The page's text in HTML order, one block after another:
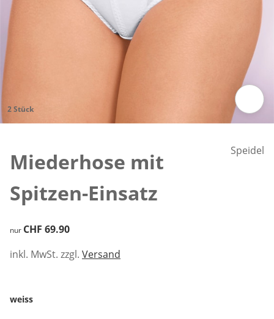
2 Stück
Miederhose mit
Spitzen-Einsatz
CHF 69.90
nur CHF 69.90
inkl. MwSt. zzgl. Versand
Speidel
weiss